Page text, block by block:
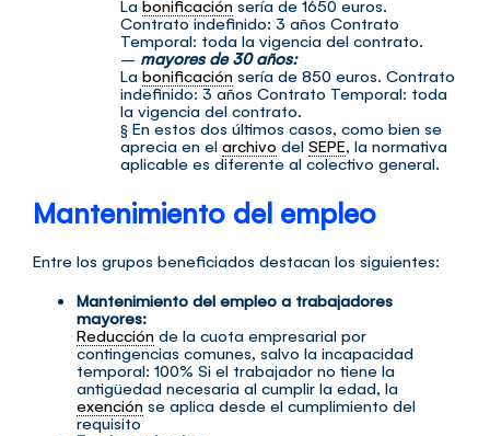
La bonificación sería de 1650 euros.
Contrato indefinido: 3 años Contrato
Temporal: toda la vigencia del contrato.
– mayores de 30 años:
La bonificación sería de 850 euros. Contrato
indefinido: 3 años Contrato Temporal: toda
la vigencia del contrato.
§ En estos dos últimos casos, como bien se
aprecia en el archivo del SEPE, la normativa
aplicable es diferente al colectivo general.
Mantenimiento del empleo
Entre los grupos beneficiados destacan los siguientes:
Mantenimiento del empleo a trabajadores
mayores:
Reducción de la cuota empresarial por
contingencias comunes, salvo la incapacidad
temporal: 100% Si el trabajador no tiene la
antigüedad necesaria al cumplir la edad, la
exención se aplica desde el cumplimiento del
requisito